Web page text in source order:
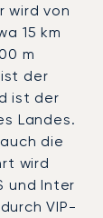
wird von
15 km
m
der
ist der
Landes.
die
wird
und Inter
VIP-